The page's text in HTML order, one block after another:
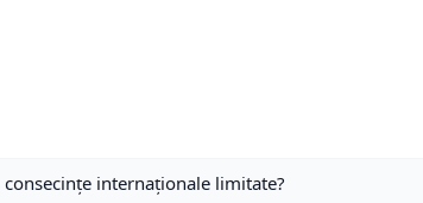
consecinţe internaţionale limitate?